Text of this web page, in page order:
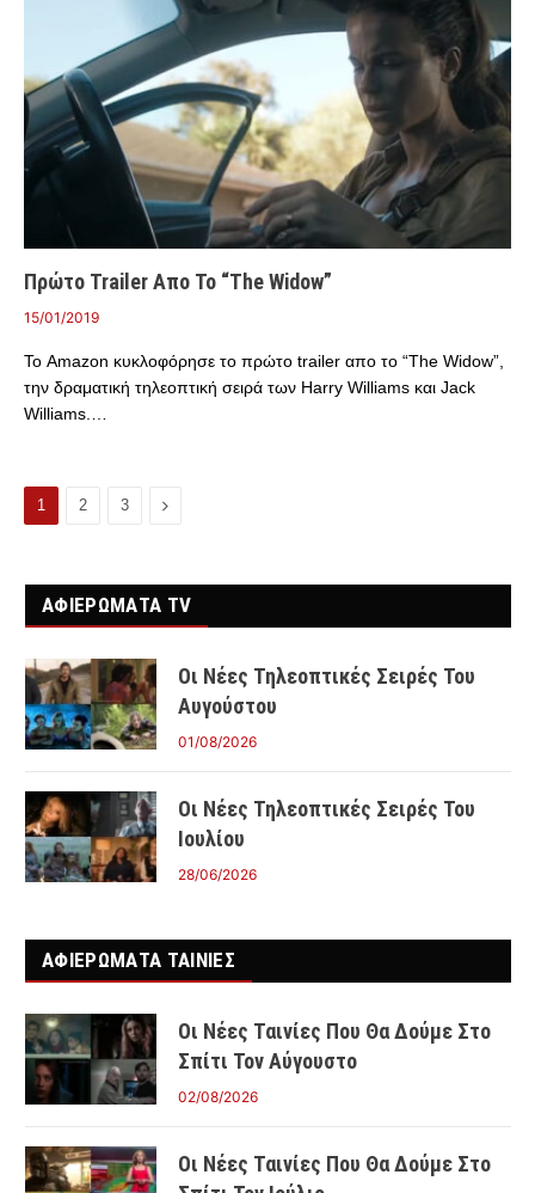
Πρώτο Trailer Απο Το “The Widow”
15/01/2019
Το Amazon κυκλοφόρησε το πρώτο trailer απο το “The Widow”,
την δραματική τηλεοπτική σειρά των Harry Williams και Jack
Williams.…
1 2 3 Επόμενο
ΑΦΙΕΡΩΜΑΤΑ TV
Οι Νέες Τηλεοπτικές Σειρές Του
Αυγούστου
01/08/2026
Οι Νέες Τηλεοπτικές Σειρές Του
Ιουλίου
28/06/2026
ΑΦΙΕΡΩΜΑΤΑ ΤΑΙΝΊΕΣ
Οι Νέες Ταινίες Που Θα Δούμε Στο
Σπίτι Τον Αύγουστο
02/08/2026
Οι Νέες Ταινίες Που Θα Δούμε Στο